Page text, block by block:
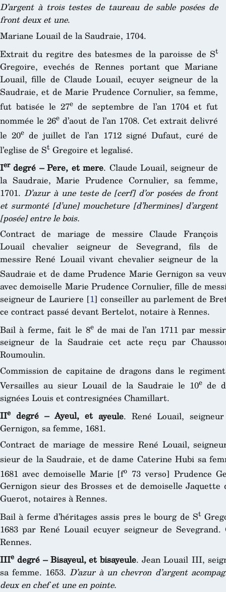
D’argent à trois testes de taureau de sable posées de
front deux et une.
Mariane Louail de la Saudraie, 1704.
Extrait du regitre des batesmes de la paroisse de St
Gregoire, evechés de Rennes portant que Mariane
Louail, fille de Claude Louail, ecuyer seigneur de la
Saudraie, et de Marie Prudence Cornulier, sa femme,
fut batisée le 27ede septembre de l’an 1704 et fut
nommée le 26ed’aout de l’an 1708. Cet extrait delivré
le 20e de juillet de l’an 1712 signé Dufaut, curé de
l’eglise de StGregoire et legalisé.
Ierdegré – Pere, et mere. Claude Louail, seigneur de
la Saudraie, Marie Prudence Cornulier, sa femme,
1701. D’azur à une teste de [cerf] d’or posées de front
et surmonté [d’une] moucheture [d’hermines] d’argent
[posée] entre le bois.
Contract de mariage de messire Claude François
Louail chevalier seigneur de Sevegrand, fils de
messire René Louail vivant chevalier seigneur de la
Saudraie et de dame Prudence Marie Gernigon sa
avec demoiselle Marie Prudence Cornulier, fille de
seigneur de Lauriere [1] conseiller au parlement de
ce contract passé devant Bertelot, notaire à Rennes.
Bail à ferme, fait le 8ede mai de l’an 1711 par
seigneur de la Saudraie cet acte reçu par
Roumoulin.
Commission de capitaine de dragons dans le
Versailles au sieur Louail de la Saudraie le 10e de
signées Louis et contresignées Chamillart.
IIe degré – Ayeul, et ayeule. René Louail,
Gernigon, sa femme, 1681.
Contract de mariage de messire René Louail,
sieur de la Saudraie, et de dame Caterine Hubi sa
1681 avec demoiselle Marie [fo 73 verso] Prudence
Gernigon sieur des Brosses et de demoiselle
Guerot, notaires à Rennes.
Bail à ferme d’héritages assis pres le bourg de St
1683 par René Louail ecuyer seigneur de
Rennes.
IIIe degré – Bisayeul, et bisayeule. Jean Louail III,
sa femme. 1653.D’azur à un chevron d’argent
deux en chef et une en pointe.